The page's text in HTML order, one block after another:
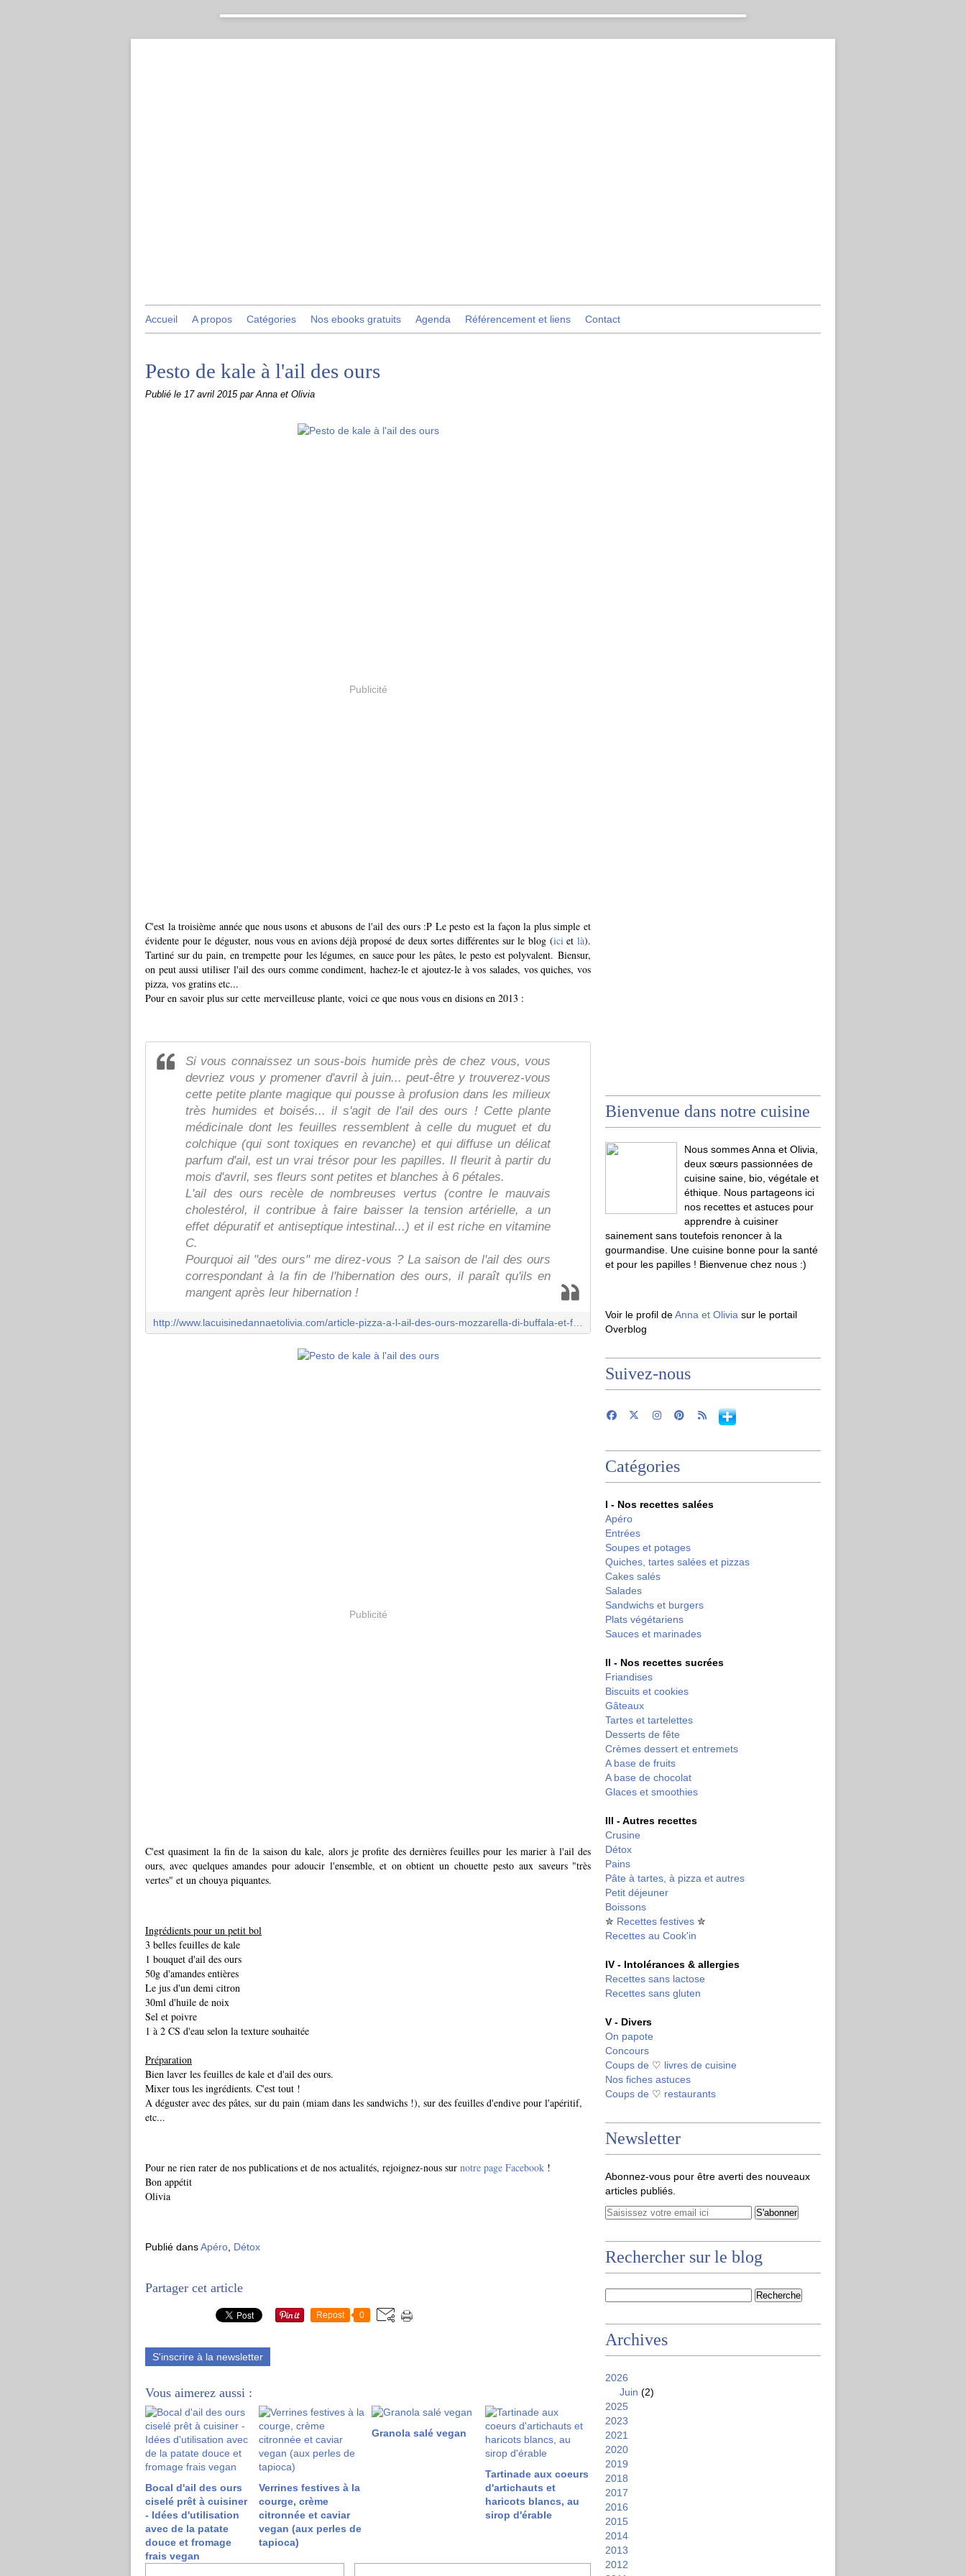
Accueil A propos Catégories Nos ebooks gratuits Agenda Référencement et liens Contact
Pesto de kale à l'ail des ours
Publié le 17 avril 2015 par Anna et Olivia
Publicité
C'est la troisième année que nous usons et abusons de l'ail des ours :P Le pesto est la façon la plus simple et
évidente pour le déguster, nous vous en avions déjà proposé de deux sortes différentes sur le blog (icietlà).
Tartiné sur du pain, en trempette pour les légumes, en sauce pour les pâtes, le pesto est polyvalent. Biensur,
on peut aussi utiliser l'ail des ours comme condiment, hachez-le et ajoutez-le à vos salades, vos quiches, vos
pizza, vos gratins etc...
Pour en savoir plus sur cette merveilleuse plante, voici ce que nous vous en disions en 2013 :
Si vous connaissez un sous-bois humide près de chez vous, vous
devriez vous y promener d'avril à juin... peut-être y trouverez-vous
cette petite plante magique qui pousse à profusion dans les milieux
très humides et boisés... il s'agit de l'ail des ours ! Cette plante
médicinale dont les feuilles ressemblent à celle du muguet et du
colchique (qui sont toxiques en revanche) et qui diffuse un délicat
parfum d'ail, est un vrai trésor pour les papilles. Il fleurit à partir du
mois d'avril, ses fleurs sont petites et blanches à 6 pétales.
L'ail des ours recèle de nombreuses vertus (contre le mauvais
cholestérol, il contribue à faire baisser la tension artérielle, a un
effet dépuratif et antiseptique intestinal...) et il est riche en vitamine
C.
Pourquoi ail "des ours" me direz-vous ? La saison de l'ail des ours
correspondant à la fin de l'hibernation des ours, il paraît qu'ils en
mangent après leur hibernation !
Publicité
C'est quasiment la fin de la saison du kale, alors je profite des dernières feuilles pour les marier à l'ail des
ours, avec quelques amandes pour adoucir l'ensemble, et on obtient un chouette pesto aux saveurs "très
vertes" et un chouya piquantes.
Ingrédients pour un petit bol
3 belles feuilles de kale
1 bouquet d'ail des ours
50g d'amandes entières
Le jus d'un demi citron
30ml d'huile de noix
Sel et poivre
1 à 2 CS d'eau selon la texture souhaitée
Préparation
Bien laver les feuilles de kale et d'ail des ours.
Mixer tous les ingrédients. C'est tout !
A déguster avec des pâtes, sur du pain (miam dans les sandwichs !), sur des feuilles d'endive pour l'apéritif,
etc...
Pour ne rien rater de nos publications et de nos actualités, rejoignez-nous sur notre page Facebook !
Bon appétit
Olivia
Publié dansApéro Détox
Partager cet article
Repost 0
S'inscrire à la newsletter
Vous aimerez aussi :
Bocal d'ail des ours
ciselé prêt à cuisiner
- Idées d'utilisation
avec de la patate
douce et fromage
frais vegan
Verrines festives à la
courge, crème
citronnée et caviar
vegan (aux perles de
tapioca)
Granola salé vegan
Tartinade aux coeurs
d'artichauts et
haricots blancs, au
sirop d'érable
Bienvenue dans notre cuisine
Nous sommes Anna et Olivia,
deux sœurs passionnées de
cuisine saine, bio, végétale et
éthique. Nous partageons ici
nos recettes et astuces pour
apprendre à cuisiner
sainement sans toutefois renoncer à la
gourmandise. Une cuisine bonne pour la santé
et pour les papilles ! Bienvenue chez nous :)
Voir le profil deAnna et Olivia sur le portail
Overblog
Suivez-nous
Catégories
I - Nos recettes salées
Apéro
Entrées
Soupes et potages
Quiches, tartes salées et pizzas
Cakes salés
Salades
Sandwichs et burgers
Plats végétariens
Sauces et marinades
II - Nos recettes sucrées
Friandises
Biscuits et cookies
Gâteaux
Tartes et tartelettes
Desserts de fête
Crèmes dessert et entremets
A base de fruits
A base de chocolat
Glaces et smoothies
III - Autres recettes
Crusine
Détox
Pains
Pâte à tartes, à pizza et autres
Petit déjeuner
Boissons
✮ Recettes festives ✮
Recettes au Cook'in
IV - Intolérances & allergies
Recettes sans lactose
Recettes sans gluten
V - Divers
On papote
Concours
Coups de ♡ livres de cuisine
Nos fiches astuces
Coups de ♡ restaurants
Newsletter
Abonnez-vous pour être averti des nouveaux
articles publiés.
Rechercher sur le blog
Archives
2026
Juin (2)
2025
2023
2021
2020
2019
2018
2017
2016
2015
2014
2013
2012